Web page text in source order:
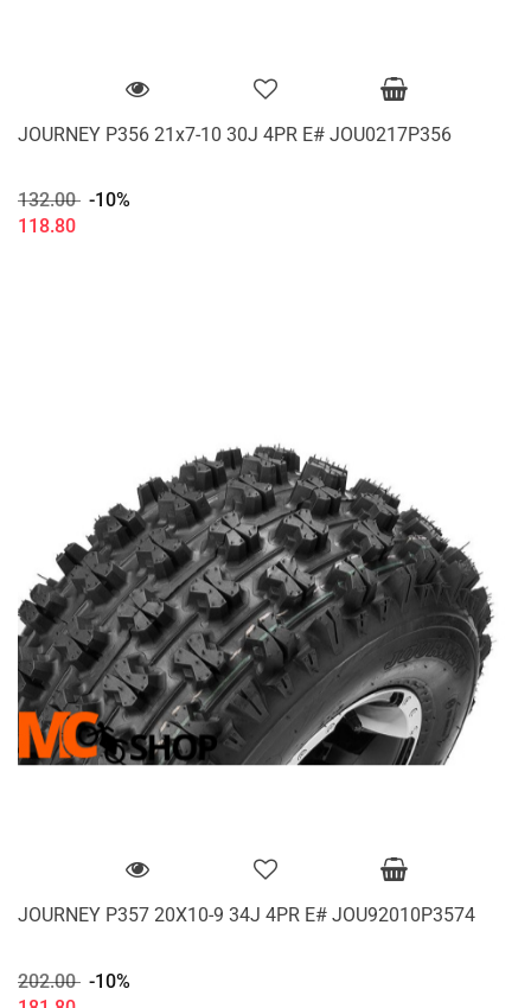
JOURNEY P356 21x7-10 30J 4PR E# JOU0217P356
132.00 -10%
118.80
JOURNEY P357 20X10-9 34J 4PR E# JOU92010P3574
202.00 -10%